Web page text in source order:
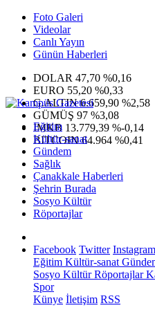
Foto Galeri
Videolar
Canlı Yayın
Günün Haberleri
DOLAR 47,70 %0,16
EURO 55,20 %0,33
G.ALTIN6.659,90 %2,58
GÜMÜŞ 97 %3,08
IMKB 13.779,39 %-0,14
BITCOIN64.964 %0,41
Eğitim
Kültür-sanat
Gündem
Sağlık
Çanakkale Haberleri
Şehrin Burada
Sosyo Kültür
Röportajlar
Facebook Twitter Instagram
Eğitim Kültür-sanat
Sosyo KültürRöportajlar
Spor
Künye İletişim RSS